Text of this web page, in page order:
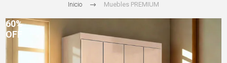
Inicio Muebles PREMIUM
60%
OFF